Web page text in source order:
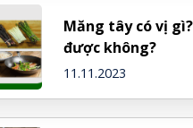
Măng tây có vị
được không?
11.11.2023